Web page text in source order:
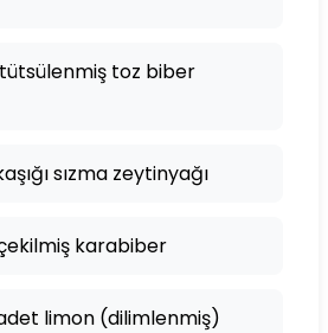
tütsülenmiş toz biber
sızma zeytinyağı
karabiber
limon (dilimlenmiş)